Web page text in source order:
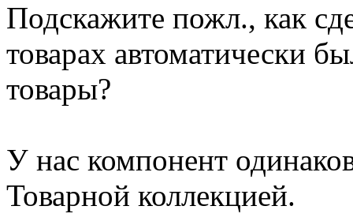
Подскажите пожл., как
товарах автоматически
товары?
У нас компонент
Товарной коллекцией.